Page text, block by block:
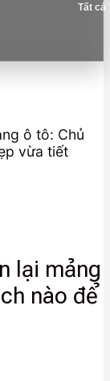
Tất cả
ô tô: Chủ
vừa tiết
lại mảng
nào để